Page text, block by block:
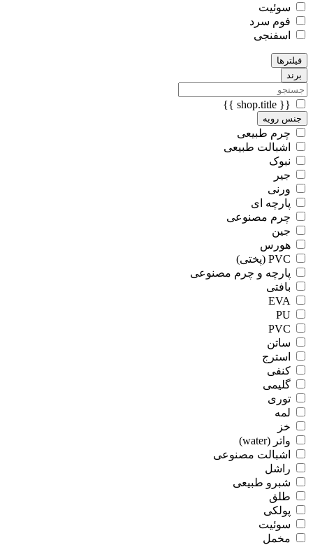
سوئیت
فوم سرد
اسفنجی
فیلترها
برند
{{ shop.title }}
جنس رویه
چرم طبیعی
اشبالت طبیعی
نبوک
جیر
ورنی
پارچه ای
چرم مصنوعی
جین
هورس
PVC (پختی)
پارچه و چرم مصنوعی
بافتی
EVA
PU
PVC
ساتن
استرج
کنفی
گلیمی
توری
لمه
خز
واتر (water)
اشبالت مصنوعی
راشل
شبرو طبیعی
طلق
پولکی
سوئیت
مخمل